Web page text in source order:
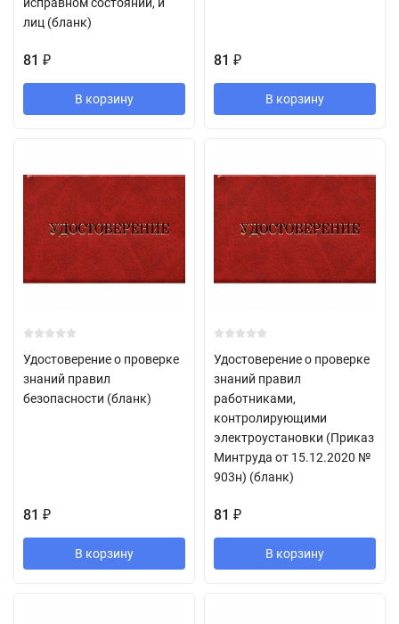
лиц (бланк)
81 ₽
В корзину
81 ₽
В корзину
Удостоверение о проверке
знаний правил
безопасности (бланк)
81 ₽
В корзину
Удостоверение о проверке
знаний правил
работниками,
контролирующими
электроустановки (Приказ
Минтруда от 15.12.2020 №
903н) (бланк)
81 ₽
В корзину